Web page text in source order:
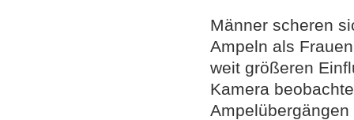
Männer scheren
Ampeln als
weit größeren
Kamera